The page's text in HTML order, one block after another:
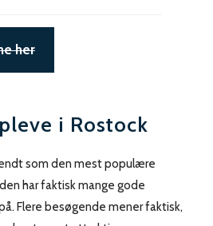
her
i Rostock
som den mest populære
har faktisk mange gode
Flere besøgende mener faktisk,